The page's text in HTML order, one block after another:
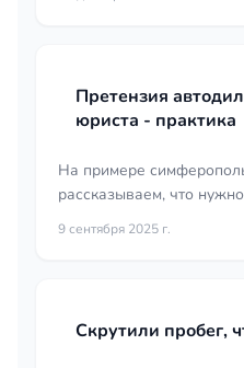
Претензия
юриста - практика
На примере
рассказываем, что
авто, чтобы потом можно
или возврат денег.
9 сентября 2025 г.
Скрутили пробег,